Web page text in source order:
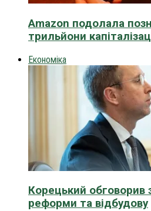
Amazon подолала
трильйони
Економіка
Корецький обговорив
реформи та відбудову